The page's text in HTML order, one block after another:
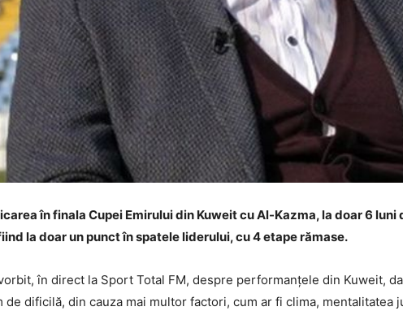
în finala Cupei Emirului din Kuweit cu Al-Kazma, la doar 6
la doar un punct în spatele liderului, cu 4 etape rămase.
în direct la Sport Total FM, despre performanțele din Kuweit,
de dificilă, din cauza mai multor factori, cum ar fi clima,